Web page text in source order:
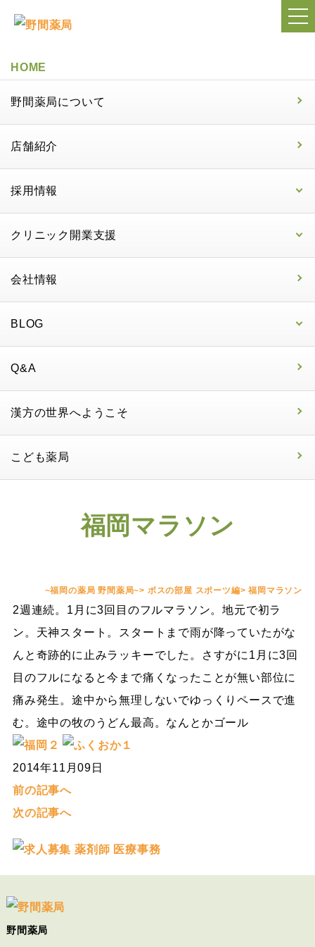
HOME
野間薬局について
店舗紹介
採用情報
クリニック開業支援
会社情報
BLOG
Q&A
漢方の世界へようこそ
こども薬局
福岡マラソン
~福岡の薬局 野間薬局~> ボスの部屋 スポーツ編>福岡マラソン
2週連続。1月に3回目のフルマラソン。地元で初ラ
ン。天神スタート。スタートまで雨が降っていたがな
んと奇跡的に止みラッキーでした。さすがに1月に3回
目のフルになると今まで痛くなったことが無い部位に
痛み発生。途中から無理しないでゆっくりペースで進
む。途中の牧のうどん最高。なんとかゴール
2014年11月09日
前の記事へ
次の記事へ
野間薬局